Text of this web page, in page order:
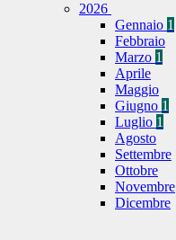
2026
Gennaio 1
Febbraio
Marzo 1
Aprile
Maggio
Giugno 1
Luglio 1
Agosto
Settembre
Ottobre
Novembre
Dicembre